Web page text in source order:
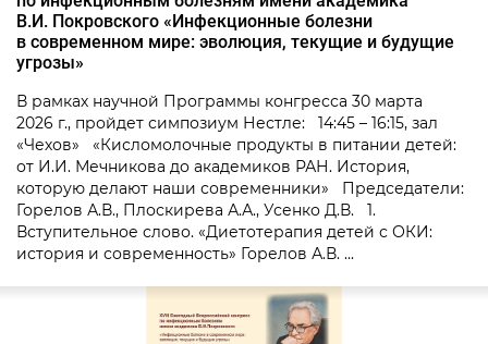
В.И. Покровского «Инфекционные болезни
в современном мире: эволюция, текущие и будущие
угрозы»
В рамках научной Программы конгресса 30 марта
2026 г., пройдет симпозиум Нестле: 14:45 – 16:15, зал
«Чехов» «Кисломолочные продукты в питании детей:
от И.И. Мечникова до академиков РАН. История,
которую делают наши современники» Председатели:
Горелов А.В., Плоскирева А.А., Усенко Д.В. 1.
Вступительное слово. «Диетотерапия детей с ОКИ:
история и современность» Горелов А.В. ...